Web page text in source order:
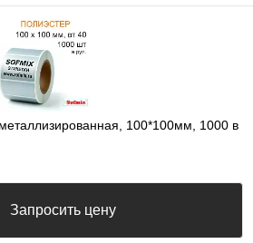
100*100мм, 1000 в
Запросить цену